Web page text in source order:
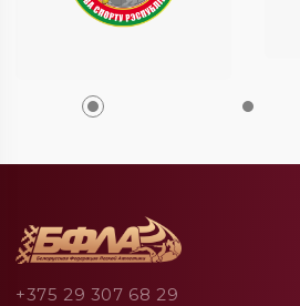
+375 29 307 68 29